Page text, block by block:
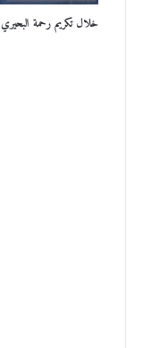
خلال تكريم رحمة البحيري